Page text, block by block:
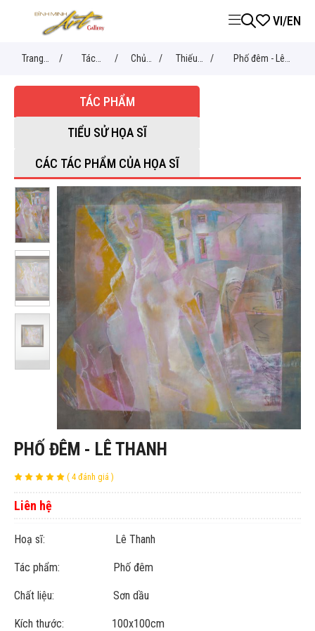
VI/EN
Trang
chủ
/ Tác
phẩm
/ Chủ
đề
/ Thiếu
nữ
/ Phố đêm - Lê
TÁC PHẨM
TIỂU SỬ HỌA SĨ
CÁC TÁC PHẨM CỦA HỌA SĨ
PHỐ ĐÊM - LÊ THANH
( 4 đánh giá )
Liên hệ
Hoạ sĩ: Lê Thanh
Tác phẩm: Phố đêm
Chất liệu: Sơn dầu
Kích thước: 100x100cm